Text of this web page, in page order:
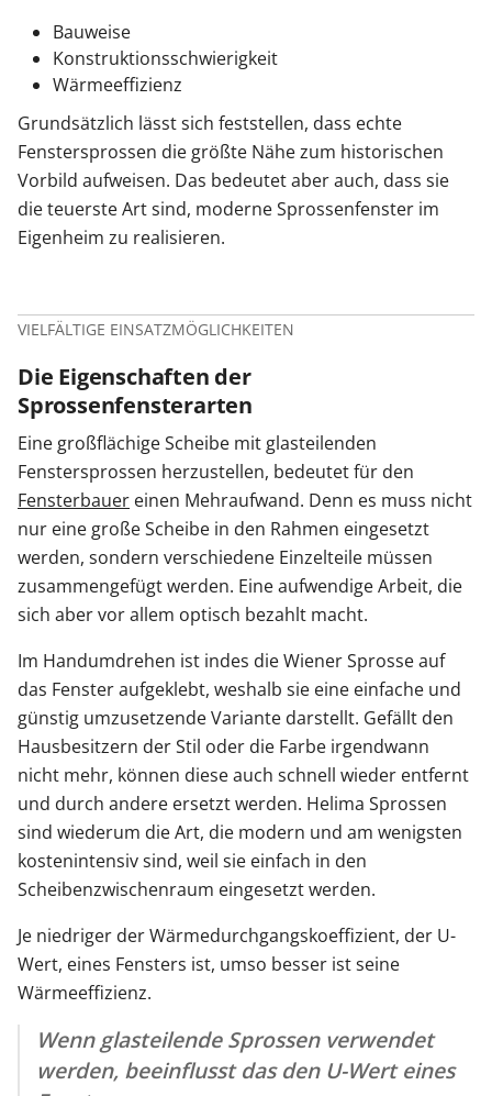
Bauweise
Konstruktionsschwierigkeit
Wärmeeffizienz
Grundsätzlich lässt sich feststellen, dass echte
Fenstersprossen die größte Nähe zum historischen
Vorbild aufweisen. Das bedeutet aber auch, dass sie
die teuerste Art sind, moderne Sprossenfenster im
Eigenheim zu realisieren.
VIELFÄLTIGE EINSATZMÖGLICHKEITEN
Die Eigenschaften der
Sprossenfensterarten
Eine großflächige Scheibe mit glasteilenden
Fenstersprossen herzustellen, bedeutet für den
Fensterbauer einen Mehraufwand. Denn es muss nicht
nur eine große Scheibe in den Rahmen eingesetzt
werden, sondern verschiedene Einzelteile müssen
zusammengefügt werden. Eine aufwendige Arbeit, die
sich aber vor allem optisch bezahlt macht.
Im Handumdrehen ist indes die Wiener Sprosse auf
das Fenster aufgeklebt, weshalb sie eine einfache und
günstig umzusetzende Variante darstellt. Gefällt den
Hausbesitzern der Stil oder die Farbe irgendwann
nicht mehr, können diese auch schnell wieder entfernt
und durch andere ersetzt werden. Helima Sprossen
sind wiederum die Art, die modern und am wenigsten
kostenintensiv sind, weil sie einfach in den
Scheibenzwischenraum eingesetzt werden.
Je niedriger der Wärmedurchgangskoeffizient, der U-
Wert, eines Fensters ist, umso besser ist seine
Wärmeeffizienz.
Wenn glasteilende Sprossen verwendet
werden, beeinflusst das den U-Wert eines